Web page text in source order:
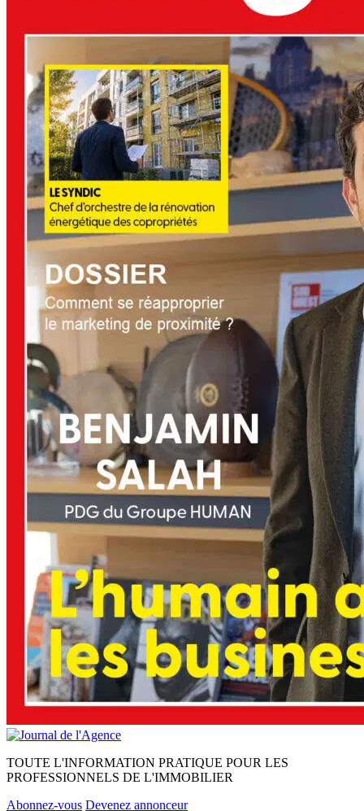
TOUTE L'INFORMATION PRATIQUE POUR LES
PROFESSIONNELS DE L'IMMOBILIER
Abonnez-vous Devenez annonceur